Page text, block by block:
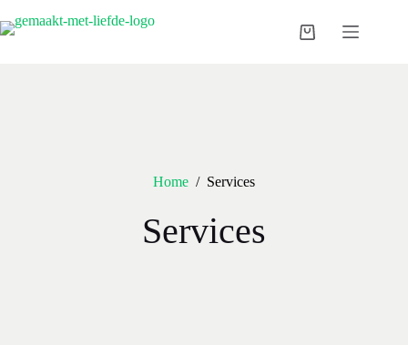
Home / Services
Services